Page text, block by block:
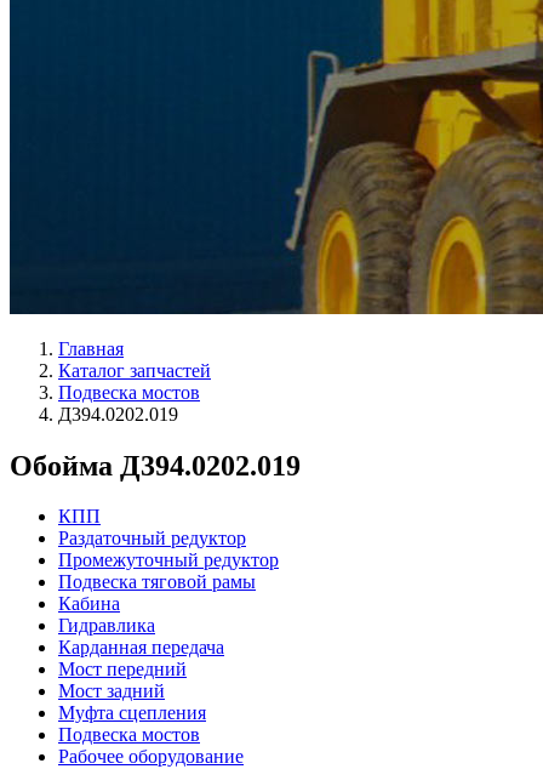
Главная
Каталог запчастей
Подвеска мостов
Д394.0202.019
Обойма Д394.0202.019
КПП
Раздаточный редуктор
Промежуточный редуктор
Подвеска тяговой рамы
Кабина
Гидравлика
Карданная передача
Мост передний
Мост задний
Муфта сцепления
Подвеска мостов
Рабочее оборудование